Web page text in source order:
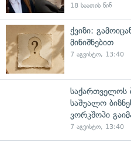
18 საათის წინ
ქვიზი:
მინიშნებით
7 აგვისტო, 13:40
საქართველოს
საშუალო
ვორკშოპი
7 აგვისტო, 13:40